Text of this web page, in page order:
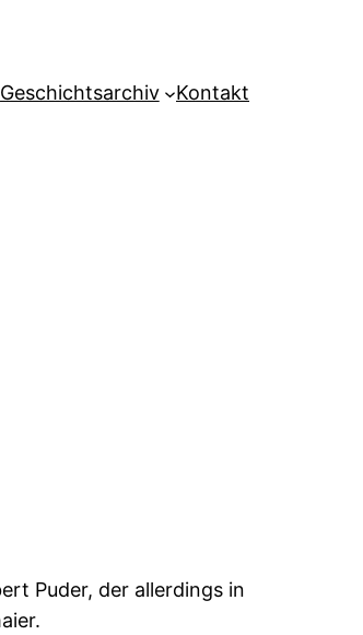
Geschichtsarchiv Kontakt
Puder, der allerdings in